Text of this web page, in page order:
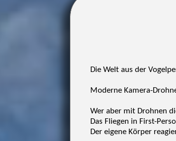
Die Welt aus der
Moderne Kamera-
Wer aber mit Drohnen
Das Fliegen in First-
Der eigene Körper